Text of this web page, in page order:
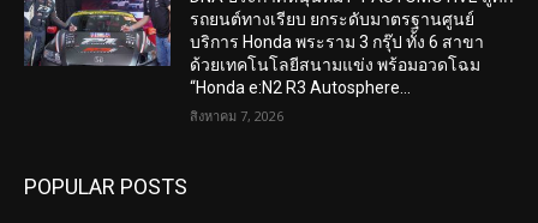
รถยนต์ทางเรียบ ยกระดับมาตรฐานศูนย์
บริการ Honda พระราม 3 กรุ๊ป ทั้ง 6 สาขา
ด้วยเทคโนโลยีสนามแข่ง พร้อมอวดโฉม
“Honda e:N2 R3 Autosphere...
สิงหาคม 7, 2026
POPULAR POSTS